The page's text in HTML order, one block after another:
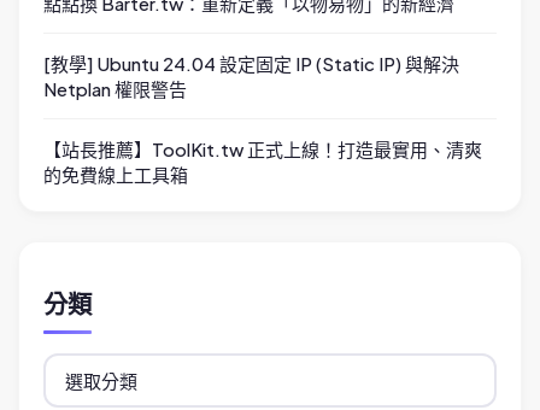
[教學] Ubuntu 24.04 設定固定 IP (Static IP) 與解決
Netplan 權限警告
【站長推薦】ToolKit.tw 正式上線！打造最實用、清爽
的免費線上工具箱
分類
分
類